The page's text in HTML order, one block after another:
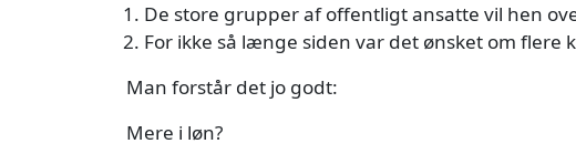
De store grupper af offentligt ansatte vil hen
For ikke så længe siden var det ønsket om flere
Man forstår det jo godt:
Mere i løn?